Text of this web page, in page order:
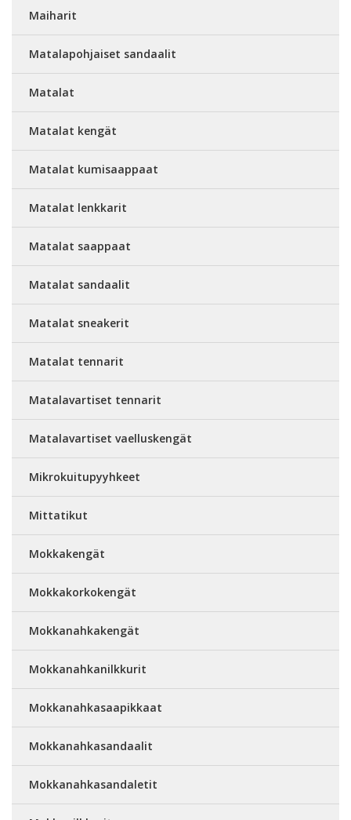
Maiharit
Matalapohjaiset sandaalit
Matalat
Matalat kengät
Matalat kumisaappaat
Matalat lenkkarit
Matalat saappaat
Matalat sandaalit
Matalat sneakerit
Matalat tennarit
Matalavartiset tennarit
Matalavartiset vaelluskengät
Mikrokuitupyyhkeet
Mittatikut
Mokkakengät
Mokkakorkokengät
Mokkanahkakengät
Mokkanahkanilkkurit
Mokkanahkasaapikkaat
Mokkanahkasandaalit
Mokkanahkasandaletit